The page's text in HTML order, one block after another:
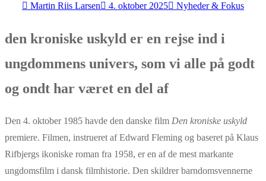
Martin Riis Larsen 4. oktober 2025 Nyheder & Fokus
den kroniske uskyld er en rejse ind i
ungdommens univers, som vi alle på godt
og ondt har været en del af
Den 4. oktober 1985 havde den danske film Den kroniske uskyld
premiere. Filmen, instrueret af Edward Fleming og baseret på Klaus
Rifbjergs ikoniske roman fra 1958, er en af de mest markante
ungdomsfilm i dansk filmhistorie. Den skildrer barndomsvennerne